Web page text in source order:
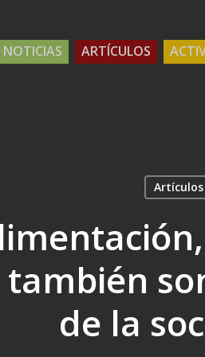
NOTICIAS ARTÍCULOS
Artículos
de la